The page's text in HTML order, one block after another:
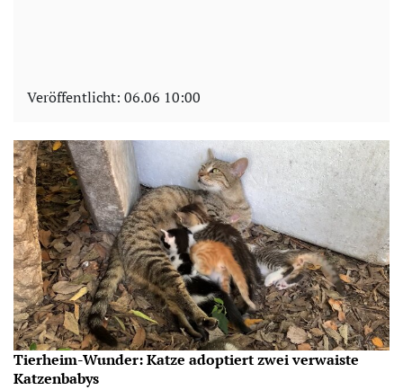
Veröffentlicht: 06.06 10:00
Tierheim-Wunder: Katze adoptiert zwei verwaiste
Katzenbabys